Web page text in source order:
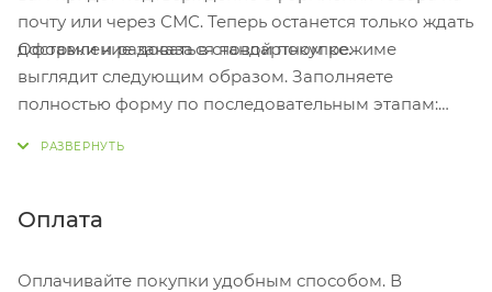
почту или через СМС. Теперь останется только ждать
доставки и радоваться новой покупке.
Оформление заказа в стандартном режиме
выглядит следующим образом. Заполняете
полностью форму по последовательным этапам:
Нажмите кнопку «Оформить заказ».
Оплата
Оплачивайте покупки удобным способом. В